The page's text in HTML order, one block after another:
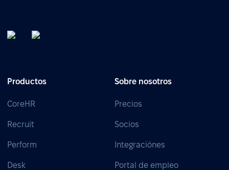
Productos
CoreHR
Recruit
Perform
Desk
Sobre nosotros
Precios
Socios
Integraciónes
Portal de empleo